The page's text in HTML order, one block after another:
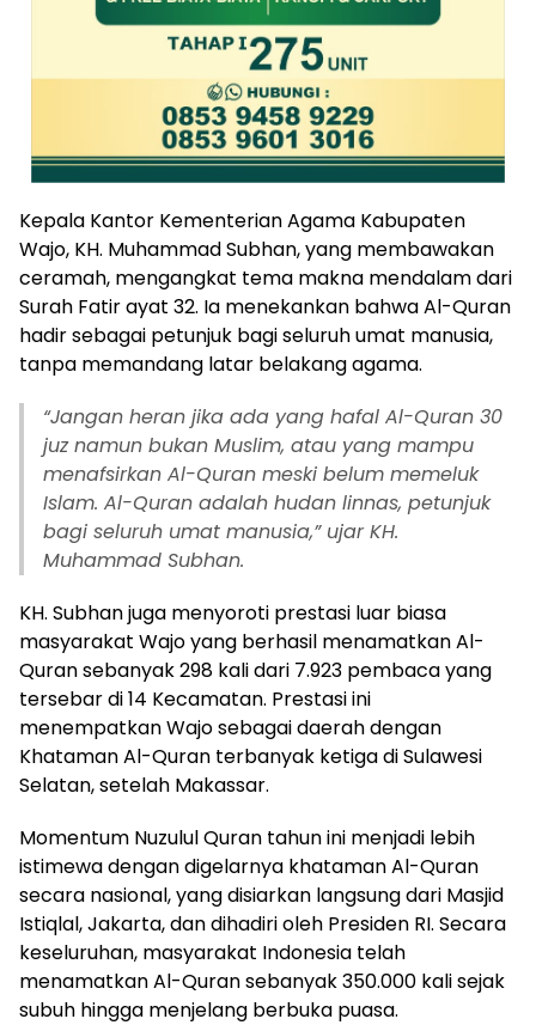
Kepala Kantor Kementerian Agama Kabupaten
Wajo, KH. Muhammad Subhan, yang membawakan
ceramah, mengangkat tema makna mendalam dari
Surah Fatir ayat 32. Ia menekankan bahwa Al-Quran
hadir sebagai petunjuk bagi seluruh umat manusia,
tanpa memandang latar belakang agama.
“Jangan heran jika ada yang hafal Al-Quran 30
juz namun bukan Muslim, atau yang mampu
menafsirkan Al-Quran meski belum memeluk
Islam. Al-Quran adalah hudan linnas, petunjuk
bagi seluruh umat manusia,” ujar KH.
Muhammad Subhan.
KH. Subhan juga menyoroti prestasi luar biasa
masyarakat Wajo yang berhasil menamatkan Al-
Quran sebanyak 298 kali dari 7.923 pembaca yang
tersebar di 14 Kecamatan. Prestasi ini
menempatkan Wajo sebagai daerah dengan
Khataman Al-Quran terbanyak ketiga di Sulawesi
Selatan, setelah Makassar.
Momentum Nuzulul Quran tahun ini menjadi lebih
istimewa dengan digelarnya khataman Al-Quran
secara nasional, yang disiarkan langsung dari Masjid
Istiqlal, Jakarta, dan dihadiri oleh Presiden RI. Secara
keseluruhan, masyarakat Indonesia telah
menamatkan Al-Quran sebanyak 350.000 kali sejak
subuh hingga menjelang berbuka puasa.